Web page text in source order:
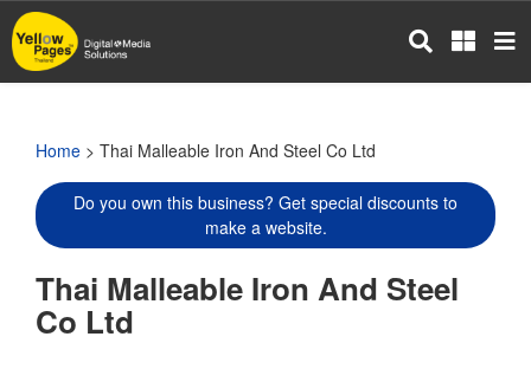
Skip
to
main
Home > Thai Malleable Iron And Steel Co Ltd
Do you own this business? Get special discounts to
make a website.
Thai Malleable Iron And Steel
Co Ltd